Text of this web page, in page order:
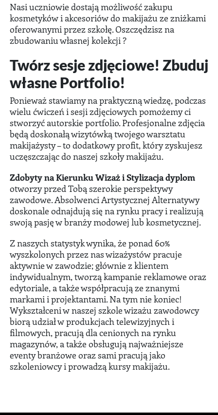
Nasi uczniowie dostają możliwość zakupu
kosmetyków i akcesoriów do makijażu ze zniżkami
oferowanymi przez szkołę. Oszczędzisz na
zbudowaniu własnej kolekcji ?
Twórz sesje zdjęciowe! Zbuduj
własne Portfolio!
Ponieważ stawiamy na praktyczną wiedzę, podczas
wielu ćwiczeń i sesji zdjęciowych pomożemy ci
stworzyć autorskie portfolio. Profesjonalne zdjęcia
będą doskonałą wizytówką twojego warsztatu
makijażysty – to dodatkowy profit, który zyskujesz
uczęszczając do naszej szkoły makijażu.
Zdobyty na Kierunku Wizaż i Stylizacja dyplom
otworzy przed Tobą szerokie perspektywy
zawodowe. Absolwenci Artystycznej Alternatywy
doskonale odnajdują się na rynku pracy i realizują
swoją pasję w branży modowej lub kosmetycznej.
Z naszych statystyk wynika, że ponad 60%
wyszkolonych przez nas wizażystów pracuje
aktywnie w zawodzie; głównie z klientem
indywidualnym, tworzą kampanie reklamowe oraz
edytoriale, a także współpracują ze znanymi
markami i projektantami. Na tym nie koniec!
Wykształceni w naszej szkole wizażu zawodowcy
biorą udział w produkcjach telewizyjnych i
filmowych, pracują dla cenionych na rynku
magazynów, a także obsługują najważniejsze
eventy branżowe oraz sami pracują jako
szkoleniowcy i prowadzą kursy makijażu.